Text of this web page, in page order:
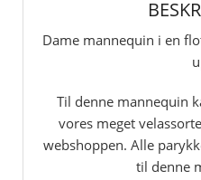
Dame mannequin i en
Til denne mannequin
vores meget
webshoppen. Alle
til denne